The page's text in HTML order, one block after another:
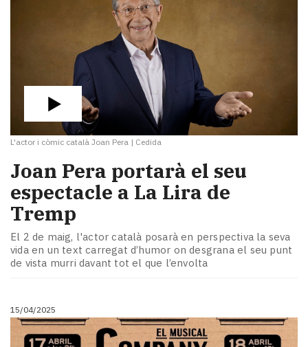
L'actor i còmic català Joan Pera | Cedida
Joan Pera portarà el seu
espectacle a La Lira de
Tremp
El 2 de maig, l'actor català posarà en perspectiva la seva
vida en un text carregat d’humor on desgrana el seu punt
de vista murri davant tot el que l’envolta
15/04/2025